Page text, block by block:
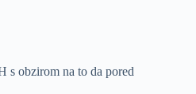
s obzirom na to da pored